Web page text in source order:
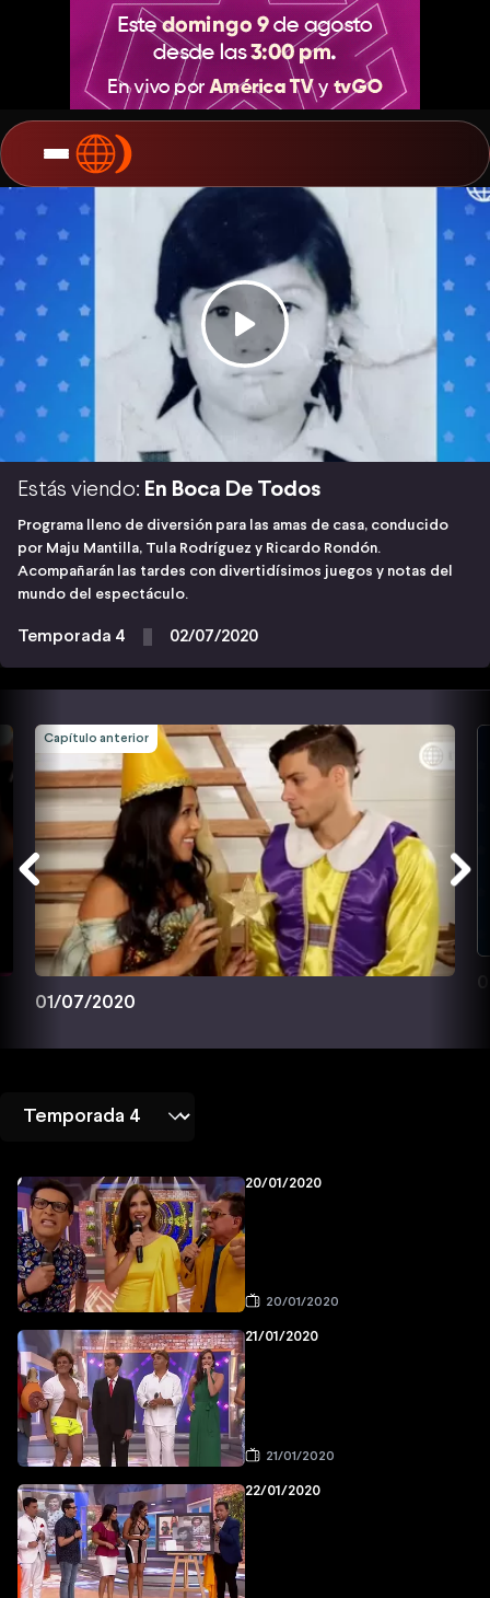
Estás viendo: En Boca De Todos
Programa lleno de diversión para las amas de casa, conducido
por Maju Mantilla, Tula Rodríguez y Ricardo Rondón.
Acompañarán las tardes con divertidísimos juegos y notas del
mundo del espectáculo.
Temporada 4 02/07/2020
Capítulo anterior
01/07/2020
20/01/2020
20/01/2020
21/01/2020
21/01/2020
22/01/2020